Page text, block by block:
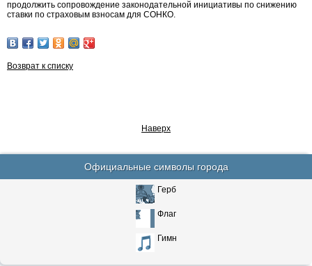
продолжить сопровождение законодательной инициативы по снижению
ставки по страховым взносам для СОНКО.
Возврат к списку
Наверх
Официальные символы города
Герб
Флаг
Гимн